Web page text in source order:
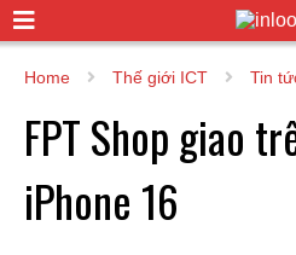
Home Thế giới ICT Tin
FPT Shop giao
iPhone 16